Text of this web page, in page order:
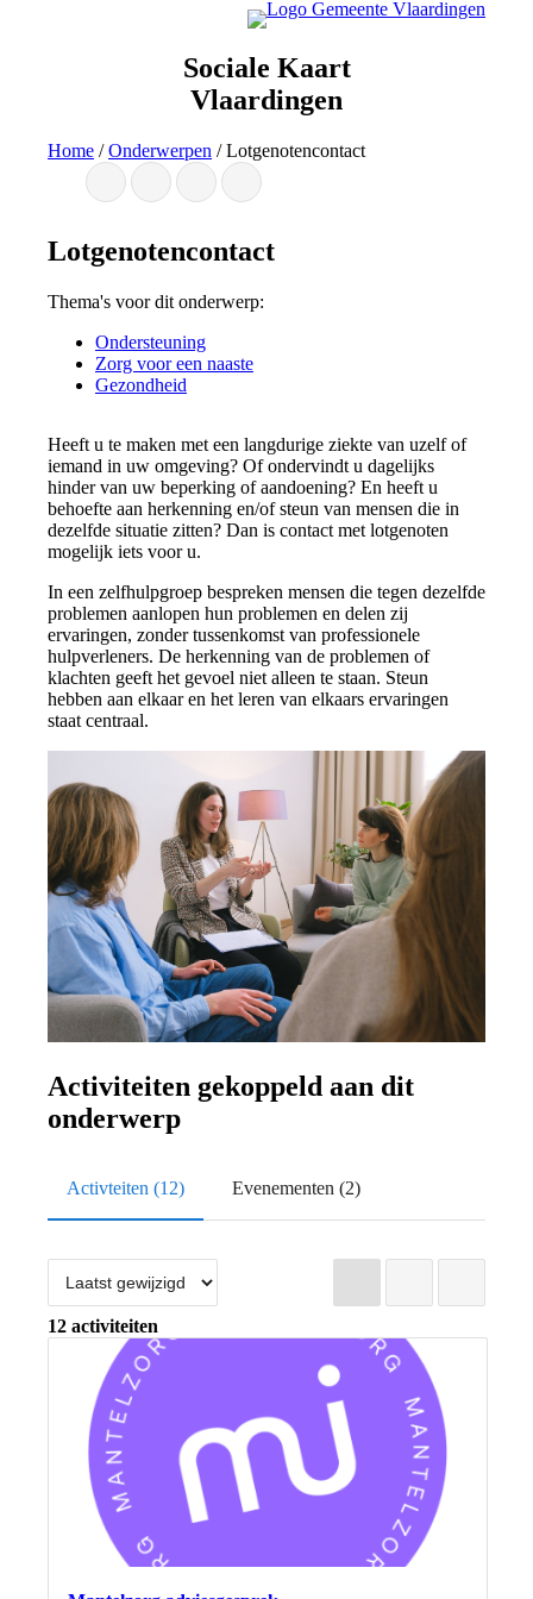
Sociale Kaart
Vlaardingen
Home /Onderwerpen /Lotgenotencontact
Lotgenotencontact
Thema's voor dit onderwerp:
Ondersteuning
Zorg voor een naaste
Gezondheid
Heeft u te maken met een langdurige ziekte van uzelf of
iemand in uw omgeving? Of ondervindt u dagelijks
hinder van uw beperking of aandoening? En heeft u
behoefte aan herkenning en/of steun van mensen die in
dezelfde situatie zitten? Dan is contact met lotgenoten
mogelijk iets voor u.
In een zelfhulpgroep bespreken mensen die tegen dezelfde
problemen aanlopen hun problemen en delen zij
ervaringen, zonder tussenkomst van professionele
hulpverleners. De herkenning van de problemen of
klachten geeft het gevoel niet alleen te staan. Steun
hebben aan elkaar en het leren van elkaars ervaringen
staat centraal.
Activiteiten gekoppeld aan dit
onderwerp
Activteiten (12) Evenementen (2)
12 activiteiten